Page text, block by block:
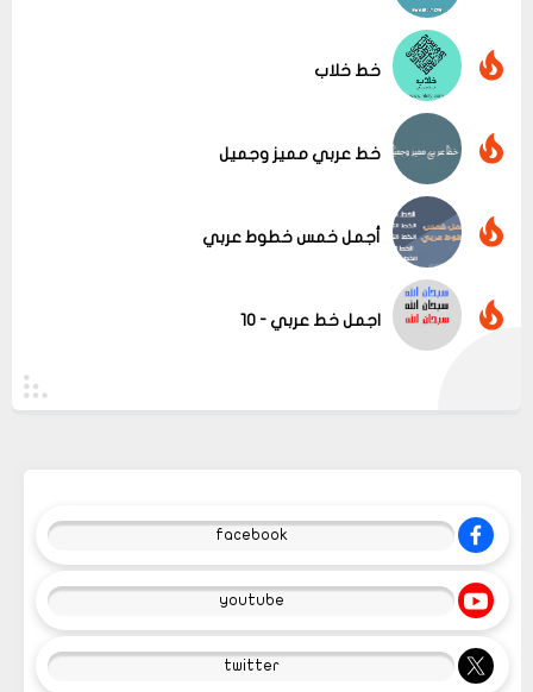
خط خلاب
خط عربي مميز وجميل
أجمل خمس خطوط عربي
اجمل خط عربي - 10
facebook
youtube
twitter